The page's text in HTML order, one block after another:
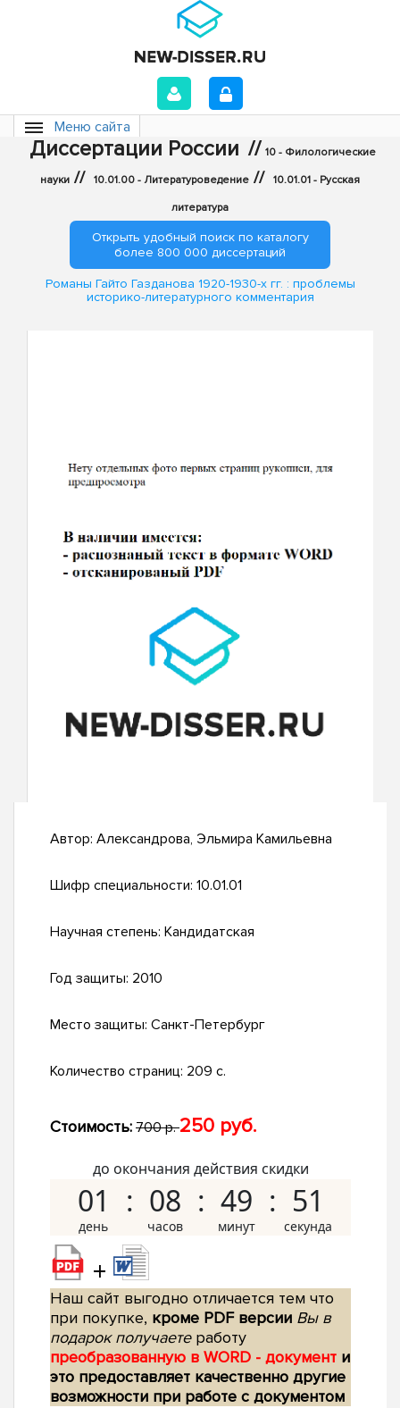
Меню сайта
Диссертации России // 10 - Филологические
науки // 10.01.00 - Литературоведение // 10.01.01 - Русская
литература
Открыть удобный поиск по каталогу
более 800 000 диссертаций
Романы Гайто Газданова 1920-1930-х гг. : проблемы
историко-литературного комментария
Автор: Александрова, Эльмира Камильевна
Шифр специальности: 10.01.01
Научная степень: Кандидатская
Год защиты: 2010
Место защиты: Санкт-Петербург
Количество страниц: 209 с.
Стоимость: 700 р.250 руб.
до окончания действия скидки
01 08 49 50
+
Наш сайт выгодно отличается тем что
при покупке, кроме PDF версии Вы в
подарок получаетеработу
преобразованную в WORD - документ и
это предоставляет качественно другие
возможности при работе с документом